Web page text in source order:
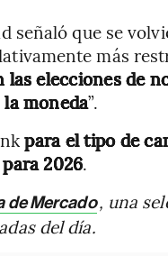
señaló que se
más
elecciones de
moneda”.
para el tipo de
2026.
de Mercado, una
del día.